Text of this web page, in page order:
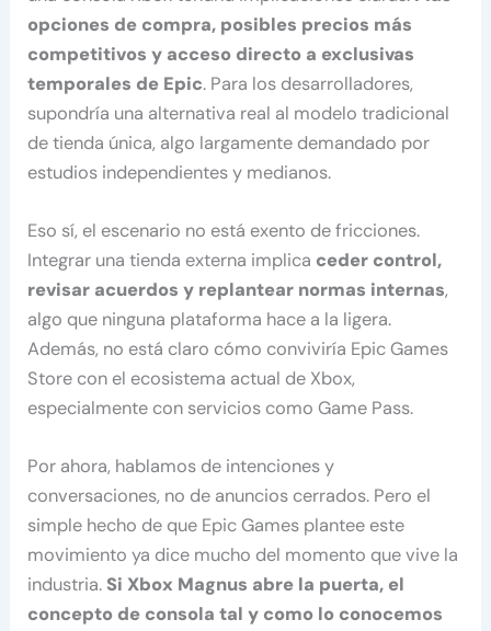
opciones de compra, posibles precios más
competitivos y acceso directo a exclusivas
temporales de Epic. Para los desarrolladores,
supondría una alternativa real al modelo tradicional
de tienda única, algo largamente demandado por
estudios independientes y medianos.
Eso sí, el escenario no está exento de fricciones.
Integrar una tienda externa implica ceder control,
revisar acuerdos y replantear normas internas,
algo que ninguna plataforma hace a la ligera.
Además, no está claro cómo conviviría Epic Games
Store con el ecosistema actual de Xbox,
especialmente con servicios como Game Pass.
Por ahora, hablamos de intenciones y
conversaciones, no de anuncios cerrados. Pero el
simple hecho de que Epic Games plantee este
movimiento ya dice mucho del momento que vive la
industria. Si Xbox Magnus abre la puerta, el
concepto de consola tal y como lo conocemos